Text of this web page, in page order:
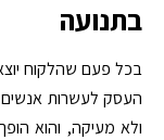
בתנועה
בכל פעם שהלקוח
העסק לעשרות
ולא מעיקה, והוא